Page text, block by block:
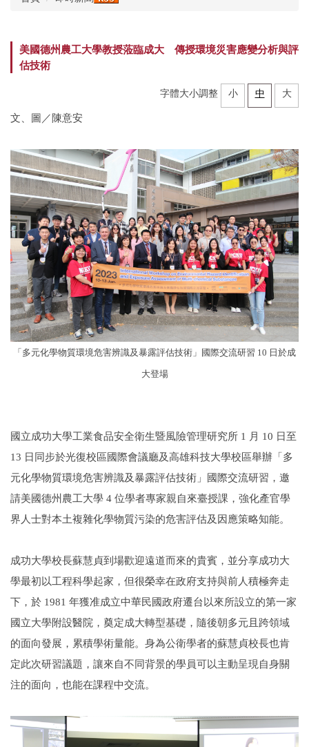
美國德州農工大學教授蒞臨成大 傳授環境災害應變分析與評
估技術
字體大小調整 小 中 大
文、圖／陳意安
「多元化學物質環境危害辨識及暴露評估技術」國際交流研習 10 日於成
大登場
國立成功大學工業食品安全衛生暨風險管理研究所 1 月 10 日至
13 日同步於光復校區國際會議廳及高雄科技大學校區舉辦「多
元化學物質環境危害辨識及暴露評估技術」國際交流研習，邀
請美國德州農工大學 4 位學者專家親自來臺授課，強化產官學
界人士對本土複雜化學物質污染的危害評估及因應策略知能。
成功大學校長蘇慧貞到場歡迎遠道而來的貴賓，並分享成功大
學最初以工程科學起家，但很榮幸在政府支持與前人積極奔走
下，於 1981 年獲准成立中華民國政府遷台以來所設立的第一家
國立大學附設醫院，奠定成大轉型基礎，隨後朝多元且跨領域
的面向發展，累積學術量能。身為公衛學者的蘇慧貞校長也肯
定此次研習議題，讓來自不同背景的學員可以主動呈現自身關
注的面向，也能在課程中交流。